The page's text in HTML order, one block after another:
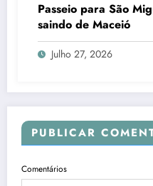
Passeio para São
saindo de Maceió
Julho 27, 2026
PUBLICAR
Comentários